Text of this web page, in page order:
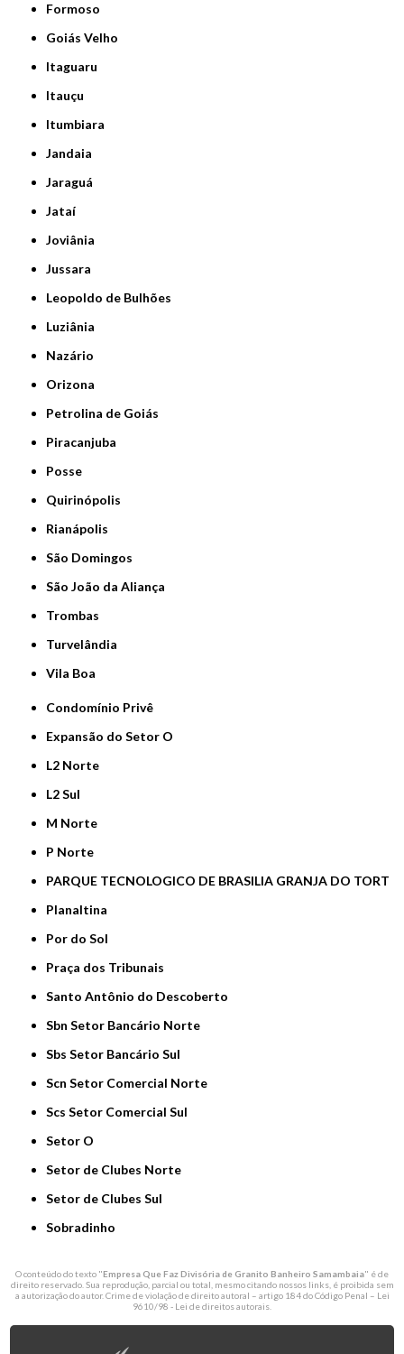
Formoso
Goiás Velho
Itaguaru
Itauçu
Itumbiara
Jandaia
Jaraguá
Jataí
Joviânia
Jussara
Leopoldo de Bulhões
Luziânia
Nazário
Orizona
Petrolina de Goiás
Piracanjuba
Posse
Quirinópolis
Rianápolis
São Domingos
São João da Aliança
Trombas
Turvelândia
Vila Boa
Condomínio Privê
Expansão do Setor O
L2 Norte
L2 Sul
M Norte
P Norte
PARQUE TECNOLOGICO DE BRASILIA GRANJA DO TORT
Planaltina
Por do Sol
Praça dos Tribunais
Santo Antônio do Descoberto
Sbn Setor Bancário Norte
Sbs Setor Bancário Sul
Scn Setor Comercial Norte
Scs Setor Comercial Sul
Setor O
Setor de Clubes Norte
Setor de Clubes Sul
Sobradinho
O conteúdo do texto "Empresa Que Faz Divisória de Granito Banheiro Samambaia" é de
direito reservado. Sua reprodução, parcial ou total, mesmo citando nossos links, é proibida sem
a autorização do autor. Crime de violação de direito autoral – artigo 184 do Código Penal – Lei
9610/98 - Lei de direitos autorais